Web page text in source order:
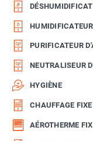
PURIFICATEUR
NEUTRALISEUR
HYGIÈNE
CHAUFFAGE
AÉROTHERME